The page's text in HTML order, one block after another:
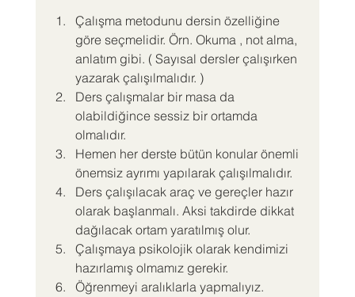
Çalışma metodunu dersin özelliğine
göre seçmelidir. Örn. Okuma , not alma,
anlatım gibi. ( Sayısal dersler çalışırken
yazarak çalışılmalıdır. )
Ders çalışmalar bir masa da
olabildiğince sessiz bir ortamda
olmalıdır.
Hemen her derste bütün konular önemli
önemsiz ayrımı yapılarak çalışılmalıdır.
Ders çalışılacak araç ve gereçler hazır
olarak başlanmalı. Aksi takdirde dikkat
dağılacak ortam yaratılmış olur.
Çalışmaya psikolojik olarak kendimizi
hazırlamış olmamız gerekir.
Öğrenmeyi aralıklarla yapmalıyız.